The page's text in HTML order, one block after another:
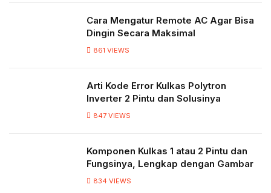
Cara Mengatur Remote AC Agar Bisa
Dingin Secara Maksimal
861 VIEWS
Arti Kode Error Kulkas Polytron
Inverter 2 Pintu dan Solusinya
847 VIEWS
Komponen Kulkas 1 atau 2 Pintu dan
Fungsinya, Lengkap dengan Gambar
834 VIEWS